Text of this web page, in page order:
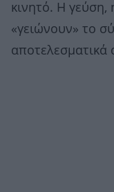
κινητό. Η
«γειώνουν» το
αποτελεσματικά